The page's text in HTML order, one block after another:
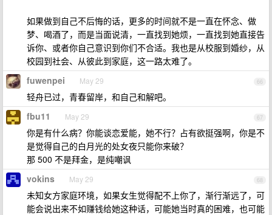
如果做到自己不后悔的话，更多的时间就不是一直在怀念、做
梦、喝酒了，而是当面说清，一直找到她烦，一直找到她直接告
诉你、或者你自己意识到你们不合适。我也是从校服到婚纱，从
校园到社会、从彼此到家庭，这一路太难了。
66
fuwenpei May 29
轻舟已过，青春留岸，和自己和解吧。
67
fbu11 May 29
你是有什么病？你能谈恋爱能，她不行？占有欲挺强啊，你是不
是觉得自己的白月光的处女夜只能你来破？
那 500 不是拜金，是纯嘲讽
68
vokins May 29
未知女方家庭环境，如果女生觉得配不上你了，渐行渐远了，可
能会说出来不如赚钱给她这种话，可能她当时真的困难，也可能